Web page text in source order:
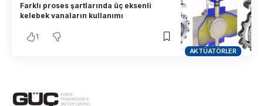
AKTÜATÖRLER
Farklı proses şartlarında üç eksenli
kelebek vanaların kullanımı
1